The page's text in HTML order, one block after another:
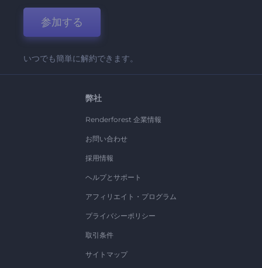
参加する
いつでも簡単に解約できます。
弊社
Renderforest 企業情報
お問い合わせ
採用情報
ヘルプとサポート
アフィリエイト・プログラム
プライバシーポリシー
取引条件
サイトマップ